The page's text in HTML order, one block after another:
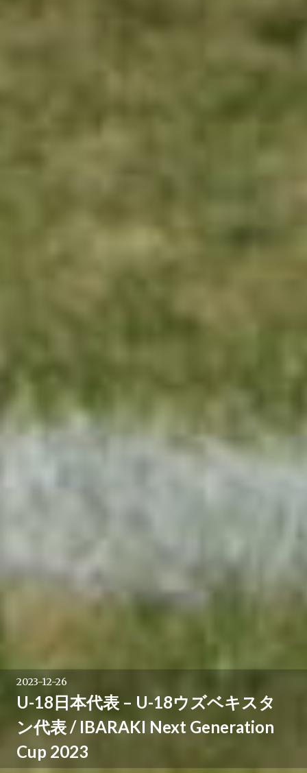
2023-12-26
U-18日本代表 – U-18ウズベキスタ
ン代表 / IBARAKI Next Generation
Cup 2023